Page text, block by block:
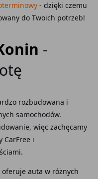
- dzięki czemu
do Twoich potrzeb!
-
rozbudowana i
samochodów.
więc zachęcamy
CarFree i
auta w różnych